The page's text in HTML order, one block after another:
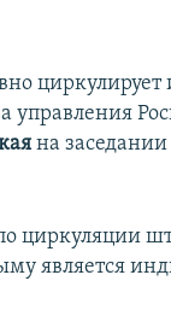
управления
на
циркуляции
является